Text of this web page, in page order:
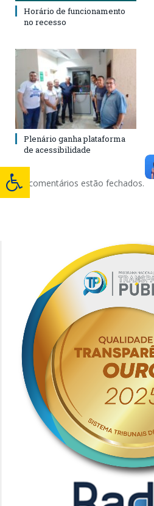
Horário de funcionamento
no recesso
Plenário ganha plataforma
de acessibilidade
Os comentários estão fechados.